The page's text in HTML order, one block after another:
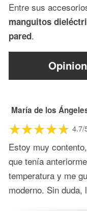
Entre sus
manguitos
pared.
María de los
4.7/
Estoy muy
que tenía
temperatura y me
moderno. Sin